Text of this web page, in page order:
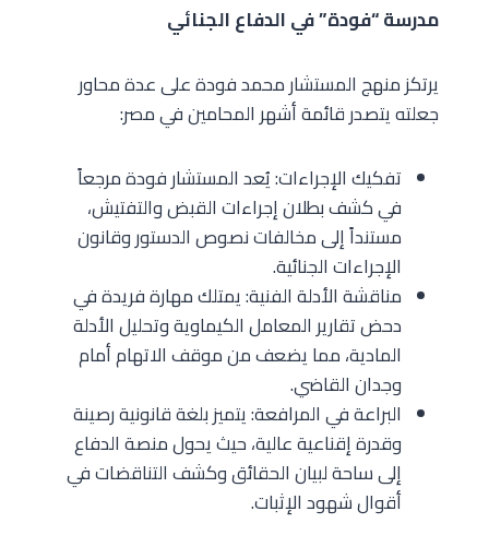
مدرسة “فودة” في الدفاع الجنائي
يرتكز منهج المستشار محمد فودة على عدة محاور
جعلته يتصدر قائمة أشهر المحامين في مصر:
تفكيك الإجراءات: يُعد المستشار فودة مرجعاً
في كشف بطلان إجراءات القبض والتفتيش،
مستنداً إلى مخالفات نصوص الدستور وقانون
الإجراءات الجنائية.
مناقشة الأدلة الفنية: يمتلك مهارة فريدة في
دحض تقارير المعامل الكيماوية وتحليل الأدلة
المادية، مما يضعف من موقف الاتهام أمام
وجدان القاضي.
البراعة في المرافعة: يتميز بلغة قانونية رصينة
وقدرة إقناعية عالية، حيث يحول منصة الدفاع
إلى ساحة لبيان الحقائق وكشف التناقضات في
أقوال شهود الإثبات.